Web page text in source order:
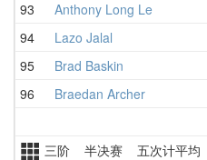
93
Anthony Long Le
94
Lazo Jalal
95
Brad Baskin
96
Braedan Archer
三阶 半决赛 五次计平均